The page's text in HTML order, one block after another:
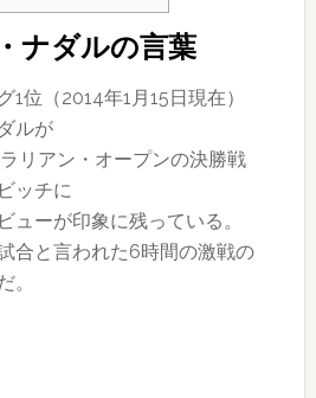
ナダルの言葉
1位（2014年1月15日現在）
ルが
リアン・オープンの決勝戦
ッチに
ューが印象に残っている。
合と言われた6時間の激戦の
。